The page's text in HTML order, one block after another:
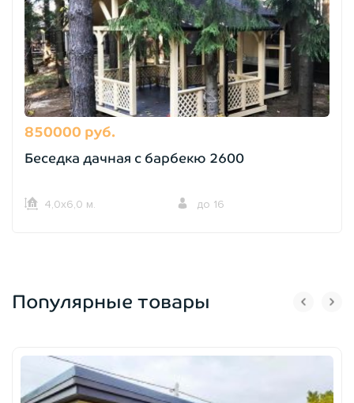
850000 руб.
Беседка дачная с барбекю 2600
4,0х6,0 м. до 16
Популярные товары